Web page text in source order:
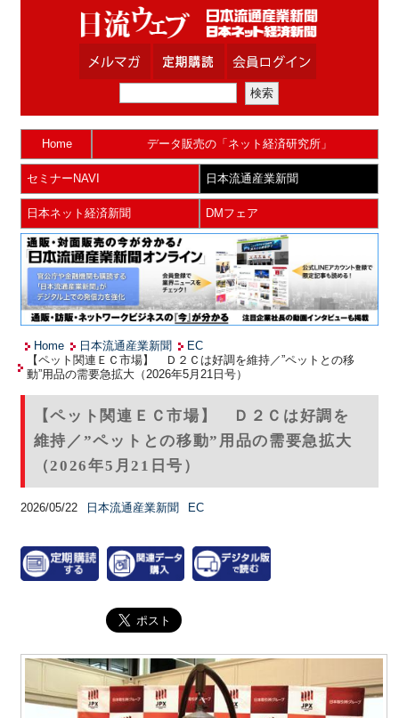
Home データ販売の「ネット経済研究所」
セミナーNAVI 日本流通産業新聞
日本ネット経済新聞 DMフェア
Home 日本流通産業新聞
EC
【ペット関連ＥＣ市場】 Ｄ２Ｃは好調を維持／”ペットとの移
動”用品の需要急拡大（2026年5月21日号）
【ペット関連ＥＣ市場】 Ｄ２Ｃは好調を
維持／”ペットとの移動”用品の需要急拡大
（2026年5月21日号）
2026/05/22 日本流通産業新聞 EC